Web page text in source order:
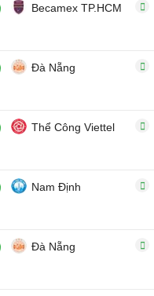
Becamex TP.HCM
Đà Nẵng
Thể Công Viettel
Nam Định
Đà Nẵng